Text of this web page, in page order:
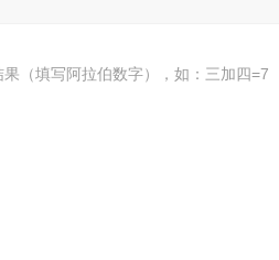
（填写阿拉伯数字），如：三加四=7